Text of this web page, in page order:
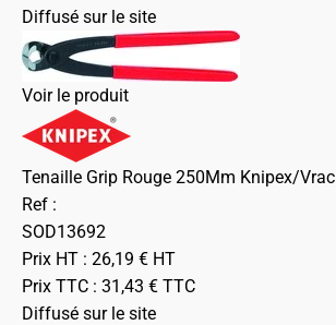
Diffusé sur le site
Voir le produit
Tenaille Grip Rouge 250Mm Knipex/Vrac
Ref :
SOD13692
Prix HT : 26,19 € HT
Prix TTC : 31,43 € TTC
Diffusé sur le site